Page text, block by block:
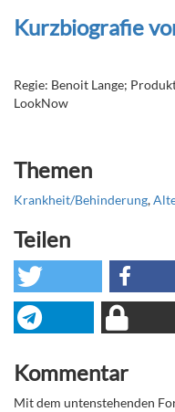
Kurzbiografie
Regie: Benoit Lange;
LookNow
Themen
Krankheit/Behinderung,
Teilen
Kommentar
Mit dem untenstehenden